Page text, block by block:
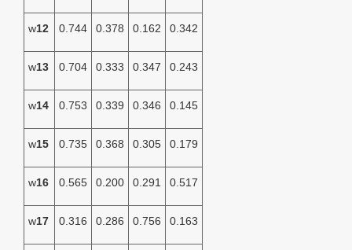
w12 0.744 0.378 0.162 0.342
w13 0.704 0.333 0.347 0.243
w14 0.753 0.339 0.346 0.145
w15 0.735 0.368 0.305 0.179
w16 0.565 0.200 0.291 0.517
w17 0.316 0.286 0.756 0.163